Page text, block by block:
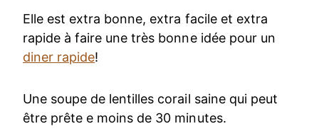
Elle est extra bonne, extra facile et extra
rapide à faire une très bonne idée pour un
diner rapide!
Une soupe de lentilles corail saine qui peut
être prête e moins de 30 minutes.